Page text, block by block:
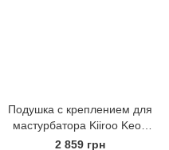
Подушка с креплением для
мастурбатора Kiiroo Keon
Pillow and Strap, 3 позиции
2 859 грн